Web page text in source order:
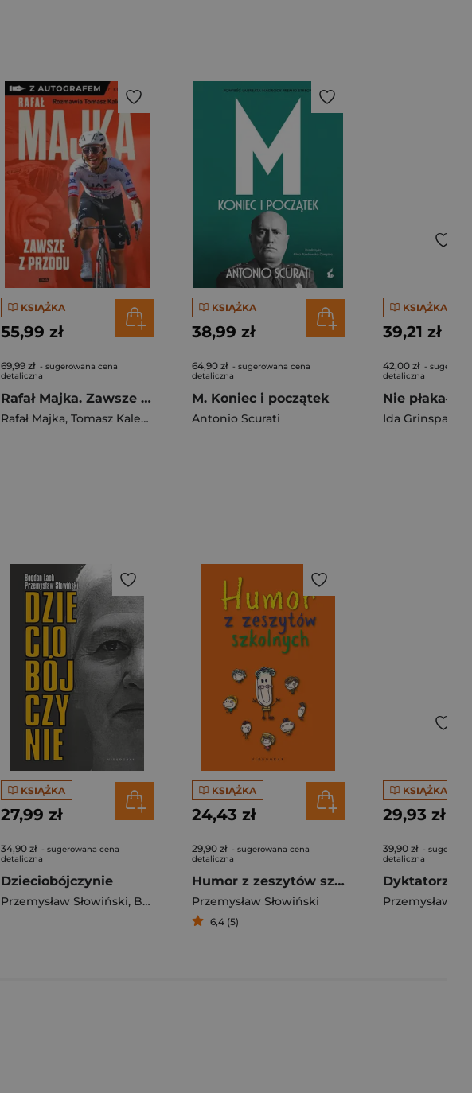
KSIĄŻKA
55,99 zł
69,99 zł - sugerowana cena
detaliczna
Rafał Majka. Zawsze z przodu. Rozmawia Tomasz Kalemba - książka z autografem
Rafał Majka, Tomasz Kalemba
KSIĄŻKA
38,99 zł
64,90 zł - sugerowana cena
detaliczna
M. Koniec i początek
Antonio Scurati
KSIĄŻKA
39,21 zł
42,00 zł -
detaliczna
Ida Grinspan
KSIĄŻKA
27,99 zł
34,90 zł - sugerowana cena
detaliczna
Dzieciobójczynie
Przemysław Słowiński, Bogdan Lach
KSIĄŻKA
24,43 zł
29,90 zł - sugerowana cena
detaliczna
Humor z zeszytów szkolnych
Przemysław Słowiński
6,4 (5)
KSIĄŻKA
29,93 zł
39,90 zł -
detaliczna
Przemysław